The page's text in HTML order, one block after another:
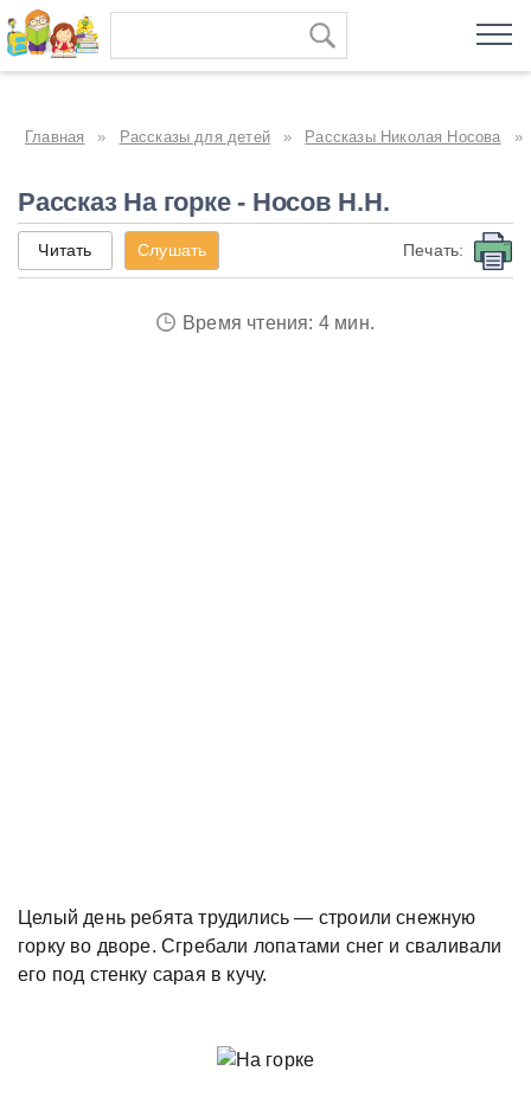
Главная » Рассказы для детей » Рассказы Николая Носова »
Рассказ На горке - Носов Н.Н.
Читать Слушать Печать:
Время чтения: 4 мин.
Целый день ребята трудились — строили снежную
горку во дворе. Сгребали лопатами снег и сваливали
его под стенку сарая в кучу.